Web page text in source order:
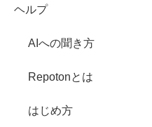
ヘルプ
AIへの聞き方
Repotonとは
はじめ方